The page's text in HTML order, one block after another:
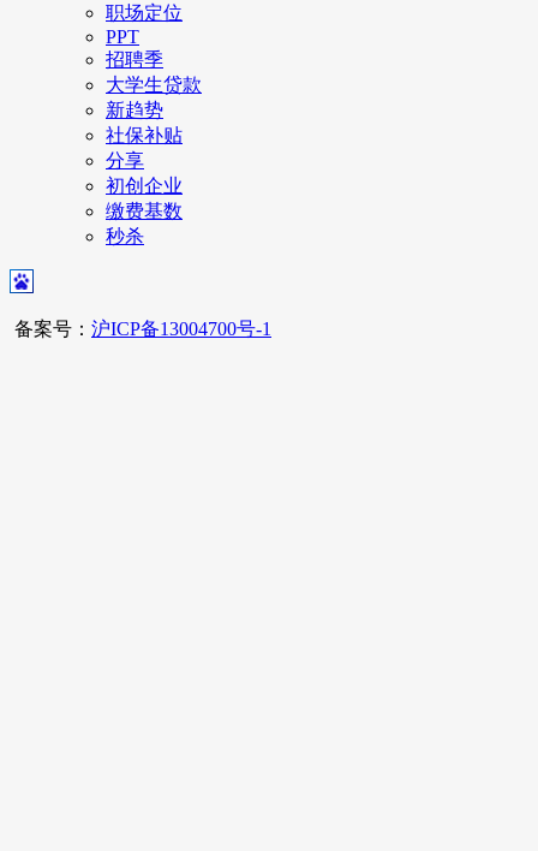
职场定位
PPT
招聘季
大学生贷款
新趋势
社保补贴
分享
初创企业
缴费基数
秒杀
备案号： 沪ICP备13004700号-1